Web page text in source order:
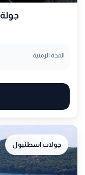
المدة الزمنية
جولات اسطنبول